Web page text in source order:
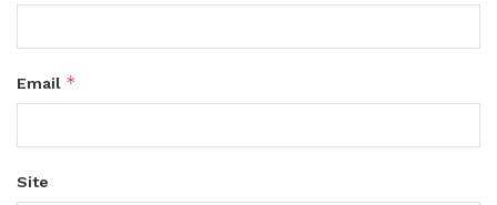
Email *
Site